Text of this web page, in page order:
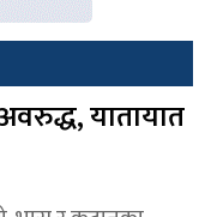
यातायात